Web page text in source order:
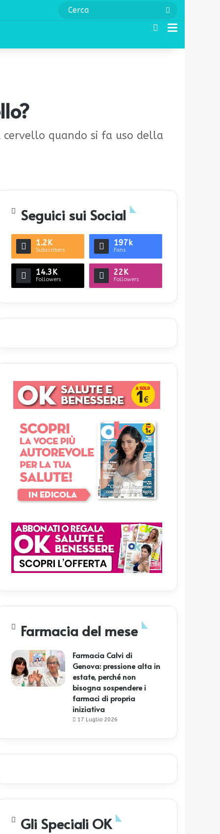
Cerca
quando si fa uso della
Seguici sui Social
1.2K
Subscribers
197k
Fans
14.3K
Followers
22K
Followers
Farmacia del mese
Farmacia Calvi di
Genova: pressione alta in
estate, perché non
bisogna sospendere i
farmaci di propria
iniziativa
17 Luglio 2026
Gli Speciali OK